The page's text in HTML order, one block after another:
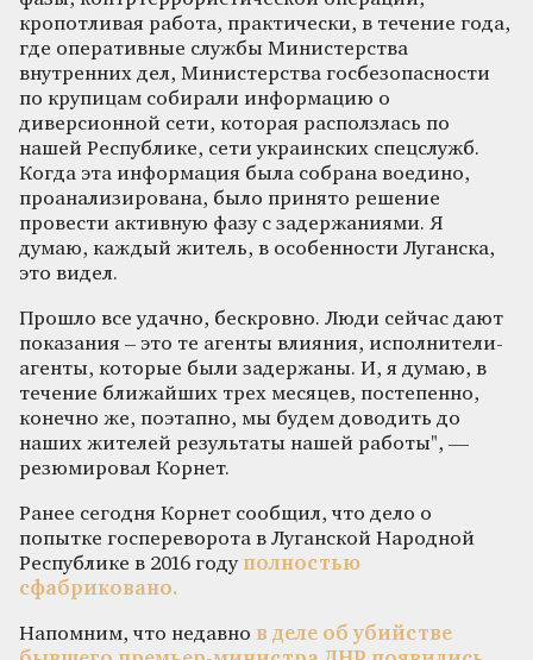
кропотливая работа, практически, в течение года,
где оперативные службы Министерства
внутренних дел, Министерства госбезопасности
по крупицам собирали информацию о
диверсионной сети, которая расползлась по
нашей Республике, сети украинских спецслужб.
Когда эта информация была собрана воедино,
проанализирована, было принято решение
провести активную фазу с задержаниями. Я
думаю, каждый житель, в особенности Луганска,
это видел.
Прошло все удачно, бескровно. Люди сейчас дают
показания – это те агенты влияния, исполнители-
агенты, которые были задержаны. И, я думаю, в
течение ближайших трех месяцев, постепенно,
конечно же, поэтапно, мы будем доводить до
наших жителей результаты нашей работы", —
резюмировал Корнет.
Ранее сегодня Корнет сообщил, что дело о
попытке госпереворота в Луганской Народной
Республике в 2016 годуполностью
сфабриковано.
Напомним, что недавно в деле об убийстве